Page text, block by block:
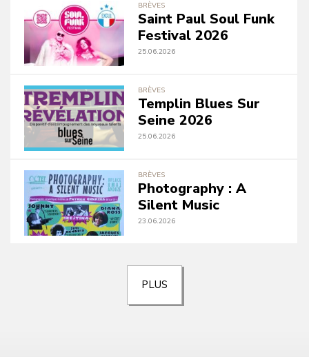
BRÈVES
Saint Paul Soul Funk
Festival 2026
25.06.2026
BRÈVES
Templin Blues Sur
Seine 2026
25.06.2026
BRÈVES
Photography : A
Silent Music
23.06.2026
PLUS